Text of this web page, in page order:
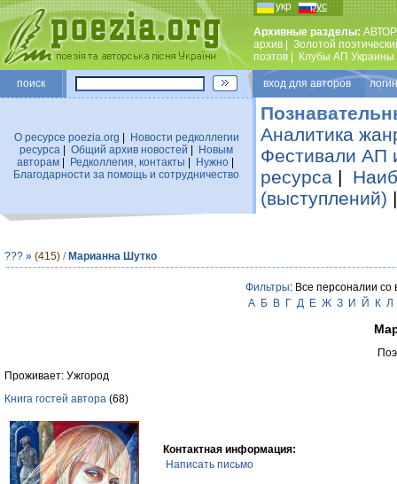
укр рус
Архивные разделы:
архив
Золотой
поэтов
Клубы АП Украины
поиск вход для авторов
О ресурсе poezia.org
Новости редколлегии
ресурса
Общий архив новостей
Новым
авторам| Редколлегия, контакты Нужно|
Благодарности за помощь и сотрудничество
Аналитика
Фестивали АП
ресурса |
(выступлений)
??? » (415) / Марианна Шутко
Фильтры: Все персоналии со
А
Б В Г Д Е Ж З И Й К Л
Проживает: Ужгород
Книга гостей автора (68)
Контактная информация:
Написать письмо